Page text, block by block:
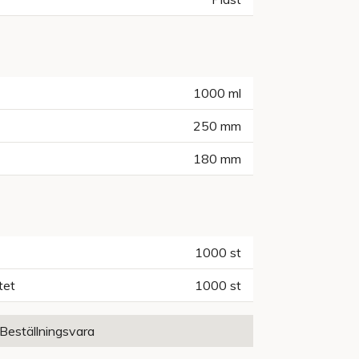
1000 ml
250 mm
180 mm
1000 st
1000 st
Beställningsvara